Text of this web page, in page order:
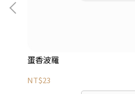
蛋香波羅
NT$23